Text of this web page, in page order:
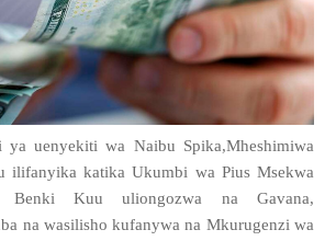
ya uenyekiti wa Naibu Spika,Mheshimiwa
ilifanyika katika Ukumbi wa Pius Msekwa
Kuu uliongozwa na Gavana,
na wasilisho kufanywa na Mkurugenzi wa